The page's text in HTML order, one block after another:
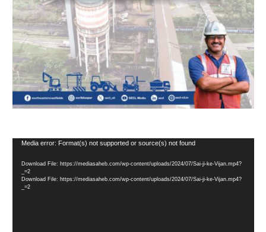
Video
Media error: Format(s) not supported or source(s) not found
Download File: https://mediasaheb.com/wp-content/uploads/2024/07/Sai-ji-ke-Vijan.mp4?
_=2
Download File: https://mediasaheb.com/wp-content/uploads/2024/07/Sai-ji-ke-Vijan.mp4?
_=2